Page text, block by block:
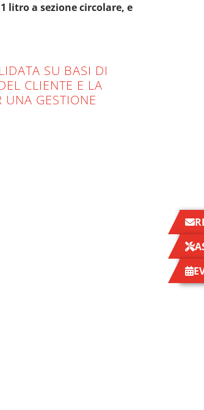
litro a sezione circolare, e
SU BASI DI
CLIENTE E LA
UNA GESTIONE